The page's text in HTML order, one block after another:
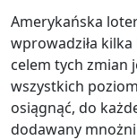
Amerykańska
wprowadziła
celem tych zmian
wszystkich
osiągnąć, do
dodawany